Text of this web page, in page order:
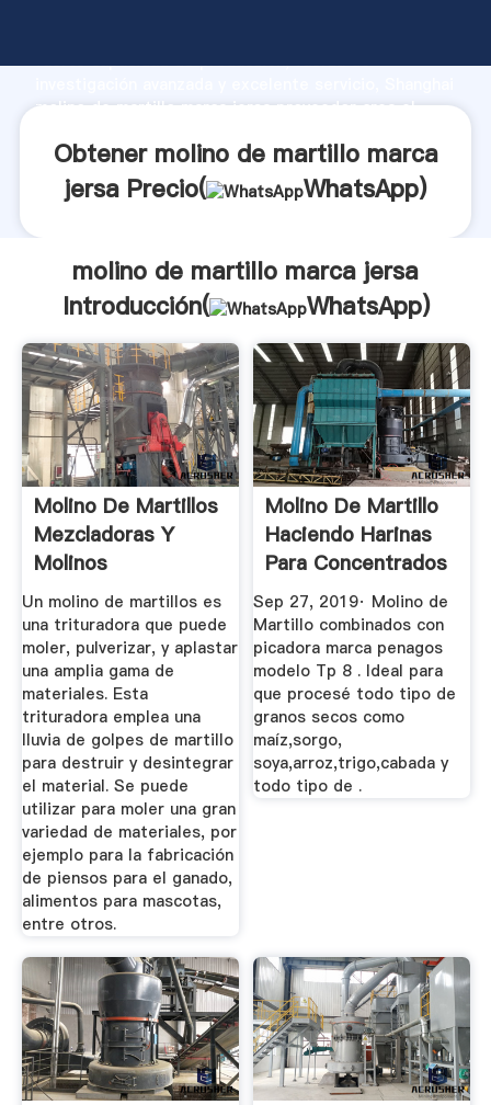
fuerte capacidad de producción, fuerza de
molino de martillo marca jersa proveedor crea el
Obtener molino de martillo marca
jersa Precio(
WhatsApp)
molino de martillo marca jersa
Introducción(
WhatsApp)
Molino De Martillos
Mezcladoras Y
Molinos
MAQUINOVA
Un molino de martillos es
una trituradora que puede
moler, pulverizar, y aplastar
una amplia gama de
materiales. Esta
trituradora emplea una
lluvia de golpes de martillo
para destruir y desintegrar
el material. Se puede
utilizar para moler una gran
variedad de materiales, por
ejemplo para la fabricación
de piensos para el ganado,
alimentos para mascotas,
entre otros.
Molino De Martillo
Haciendo Harinas
Para Concentrados
...
Sep 27, 2019· Molino de
Martillo combinados con
picadora marca penagos
modelo Tp 8 . Ideal para
que procesé todo tipo de
granos secos como
maíz,sorgo,
soya,arroz,trigo,cabada y
todo tipo de .